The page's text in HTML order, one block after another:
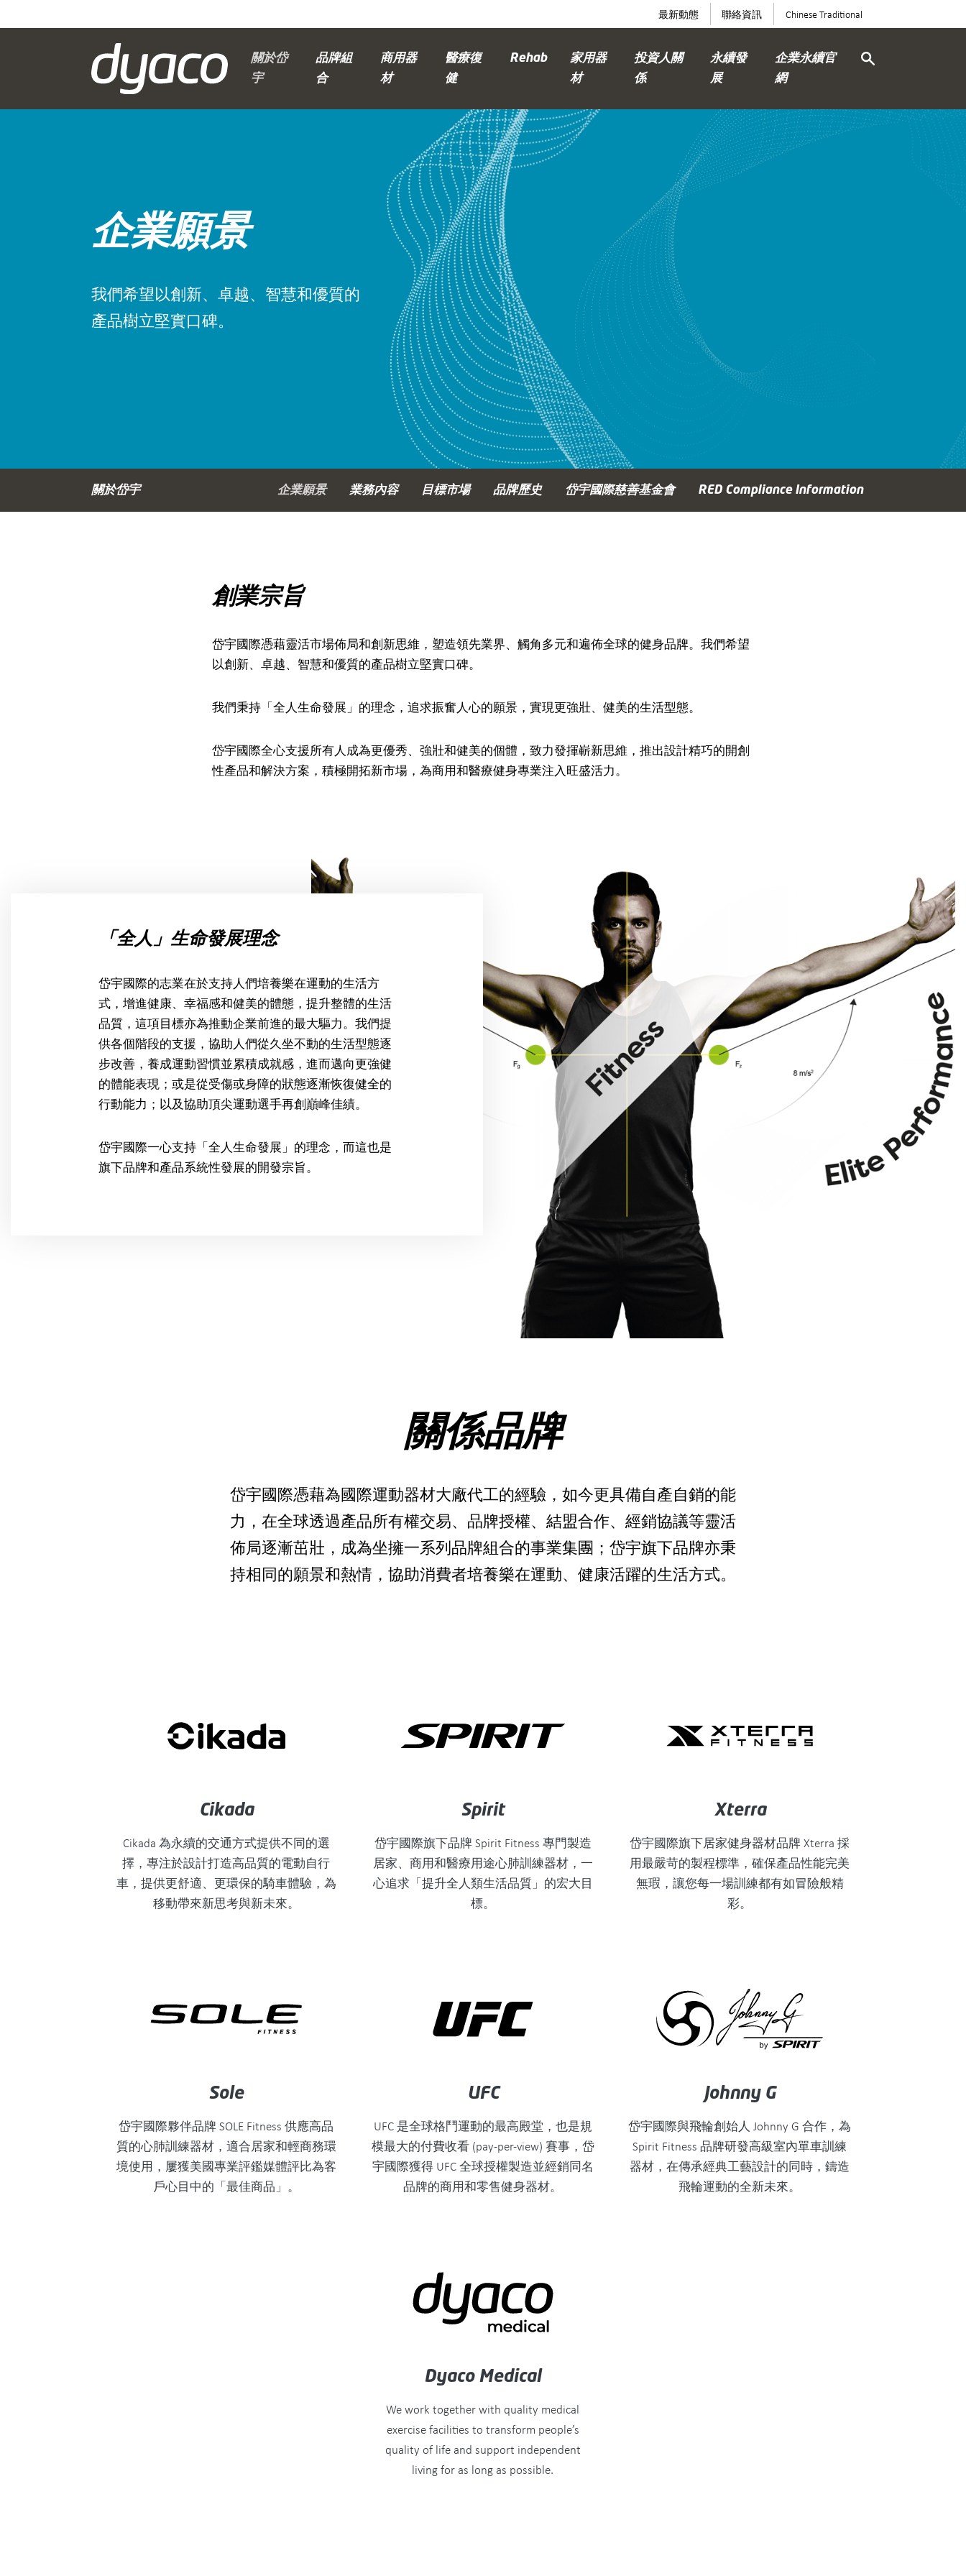
最新動態 聯絡資訊 Chinese Traditional
關於岱
宇
品牌組
合
商用器
材
醫療復
健
Rehab
家用器
材
投資人關
係
永續發
展
企業永續官
網
企業願景
我們希望以創新、卓越、智慧和優質的
產品樹立堅實口碑。
關於岱宇 企業願景 業務內容 目標市場 品牌歷史 岱宇國際慈善基金會 RED Compliance Information
創業宗旨
岱宇國際憑藉靈活市場佈局和創新思維，塑造領先業界、觸角多元和遍佈全球的健身品牌。我們希望
以創新、卓越、智慧和優質的產品樹立堅實口碑。
我們秉持「全人生命發展」的理念，追求振奮人心的願景，實現更強壯、健美的生活型態。
岱宇國際全心支援所有人成為更優秀、強壯和健美的個體，致力發揮嶄新思維，推出設計精巧的開創
性產品和解決方案，積極開拓新市場，為商用和醫療健身專業注入旺盛活力。
「全人」生命發展理念
岱宇國際的志業在於支持人們培養樂在運動的生活方
式，增進健康、幸福感和健美的體態，提升整體的生活
品質，這項目標亦為推動企業前進的最大驅力。我們提
供各個階段的支援，協助人們從久坐不動的生活型態逐
步改善，養成運動習慣並累積成就感，進而邁向更強健
的體能表現；或是從受傷或身障的狀態逐漸恢復健全的
行動能力；以及協助頂尖運動選手再創巔峰佳績。
岱宇國際一心支持「全人生命發展」的理念，而這也是
旗下品牌和產品系統性發展的開發宗旨。
關係品牌
岱宇國際憑藉為國際運動器材大廠代工的經驗，如今更具備自產自銷的能
力，在全球透過產品所有權交易、品牌授權、結盟合作、經銷協議等靈活
佈局逐漸茁壯，成為坐擁一系列品牌組合的事業集團；岱宇旗下品牌亦秉
持相同的願景和熱情，協助消費者培養樂在運動、健康活躍的生活方式。
Cikada
Cikada 為永續的交通方式提供不同的選
擇，專注於設計打造高品質的電動自行
車，提供更舒適、更環保的騎車體驗，為
移動帶來新思考與新未來。
Spirit
岱宇國際旗下品牌 Spirit Fitness 專門製造
居家、商用和醫療用途心肺訓練器材，一
心追求「提升全人類生活品質」的宏大目
標。
Xterra
岱宇國際旗下居家健身器材品牌 Xterra 採
用最嚴苛的製程標準，確保產品性能完美
無瑕，讓您每一場訓練都有如冒險般精
彩。
Sole
岱宇國際夥伴品牌 SOLE Fitness 供應高品
質的心肺訓練器材，適合居家和輕商務環
境使用，屢獲美國專業評鑑媒體評比為客
戶心目中的「最佳商品」。
UFC
UFC 是全球格鬥運動的最高殿堂，也是規
模最大的付費收看 (pay-per-view) 賽事，岱
宇國際獲得 UFC 全球授權製造並經銷同名
品牌的商用和零售健身器材。
Johnny G
岱宇國際與飛輪創始人 Johnny G 合作，為
Spirit Fitness 品牌研發高級室內單車訓練
器材，在傳承經典工藝設計的同時，鑄造
飛輪運動的全新未來。
Dyaco Medical
We work together with quality medical
exercise facilities to transform people’s
quality of life and support independent
living for as long as possible.